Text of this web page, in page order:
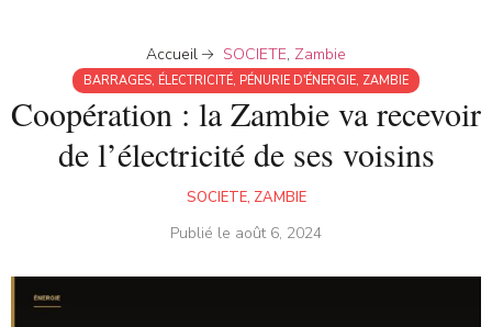
Accueil SOCIETE, Zambie
BARRAGES, ÉLECTRICITÉ, PÉNURIE D'ÉNERGIE, ZAMBIE
Coopération : la Zambie va recevoir
de l’électricité de ses voisins
SOCIETE, ZAMBIE
Publié le août 6, 2024